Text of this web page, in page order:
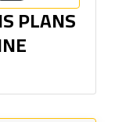
PLANS